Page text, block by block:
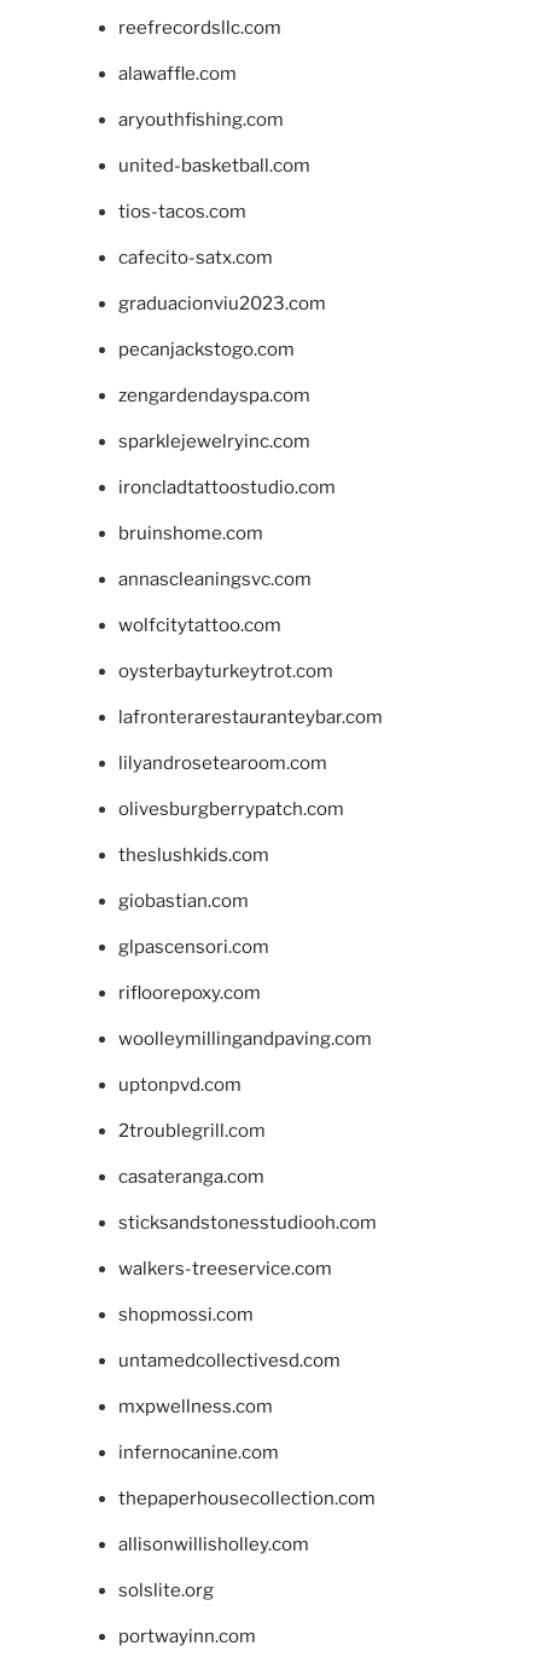
reefrecordsllc.com
alawaffle.com
aryouthfishing.com
united-basketball.com
tios-tacos.com
cafecito-satx.com
graduacionviu2023.com
pecanjackstogo.com
zengardendayspa.com
sparklejewelryinc.com
ironcladtattoostudio.com
bruinshome.com
annascleaningsvc.com
wolfcitytattoo.com
oysterbayturkeytrot.com
lafronterarestauranteybar.com
lilyandrosetearoom.com
olivesburgberrypatch.com
theslushkids.com
giobastian.com
glpascensori.com
rifloorepoxy.com
woolleymillingandpaving.com
uptonpvd.com
2troublegrill.com
casateranga.com
sticksandstonesstudiooh.com
walkers-treeservice.com
shopmossi.com
untamedcollectivesd.com
mxpwellness.com
infernocanine.com
thepaperhousecollection.com
allisonwillisholley.com
solslite.org
portwayinn.com